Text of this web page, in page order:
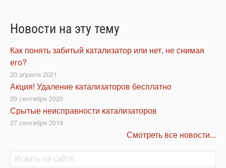
Новости на эту тему
Как понять забитый катализатор или нет, не снимая
его?
20 апреля 2021
Акция! Удаление катализаторов бесплатно
29 сентября 2020
Срытые неисправности катализаторов
27 сентября 2019
Смотреть все новости...
Поиск
Поиск